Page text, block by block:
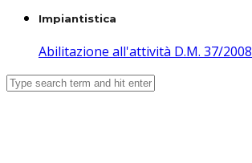
Impiantistica
Abilitazione all'attività D.M. 37/2008